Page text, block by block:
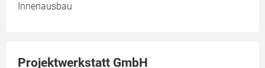
Innenausbau
Projektwerkstatt GmbH